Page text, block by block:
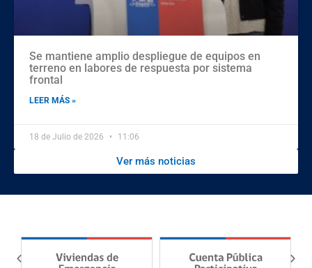
Se mantiene amplio despliegue de equipos en
terreno en labores de respuesta por sistema
frontal
LEER MÁS »
18 de Julio de 2026 11:06
Ver más noticias